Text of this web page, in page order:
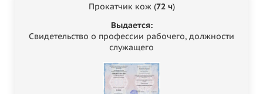
Прокатчик кож (72 ч)
Выдается:
Свидетельство о профессии рабочего, должности
служащего